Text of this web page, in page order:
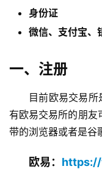
身份证
微信、支付宝、
一、注册
目前欧易交易
有欧易交易所的朋友
带的浏览器或者是谷
欧易：